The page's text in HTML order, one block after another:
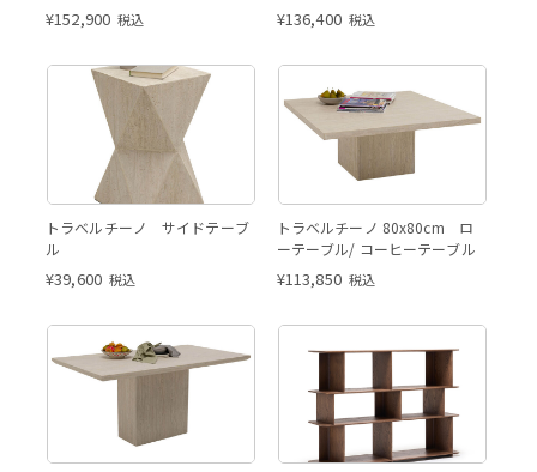
¥152,900 税込 ¥136,400 税込
トラベルチーノ サイドテーブ
ル
¥39,600 税込
トラベルチーノ 80x80cm ロ
ーテーブル/ コーヒーテーブル
¥113,850 税込